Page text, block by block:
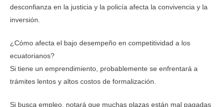
desconfianza en la justicia y la policía afecta la convivencia y la
inversión.
¿Cómo afecta el bajo desempeño en competitividad a los
ecuatorianos?
Si tiene un emprendimiento, probablemente se enfrentará a
trámites lentos y altos costos de formalización.
Si busca empleo, notará que muchas plazas están mal pagadas